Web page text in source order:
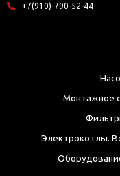
+7(910)-790-52-44
Монтажное
Электрокотлы.